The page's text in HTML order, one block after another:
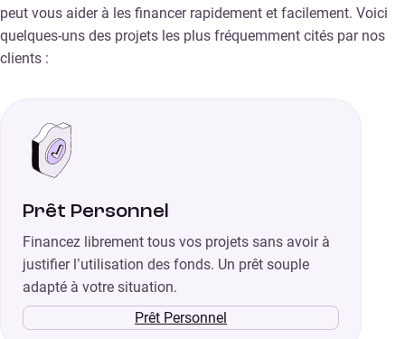
peut vous aider à les financer rapidement et facilement. Voici
quelques-uns des projets les plus fréquemment cités par nos
clients :
Prêt Personnel
Financez librement tous vos projets sans avoir à
justifier l’utilisation des fonds. Un prêt souple
adapté à votre situation.
Prêt Personnel